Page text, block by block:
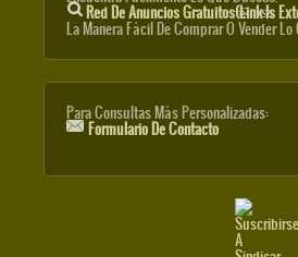
Red De Anuncios Gratuitos(link Is
La Manera Fácil De Comprar O Vender Lo
Para Consultas Más Personalizadas:
Formulario De Contacto